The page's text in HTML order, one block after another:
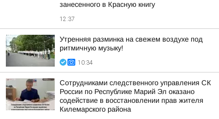
занесенного в Красную книгу
12:37
Утренняя разминка на свежем воздухе под
ритмичную музыку!
10:34
Сотрудниками следственного управления СК
России по Республике Марий Эл оказано
содействие в восстановлении прав жителя
Килемарского района